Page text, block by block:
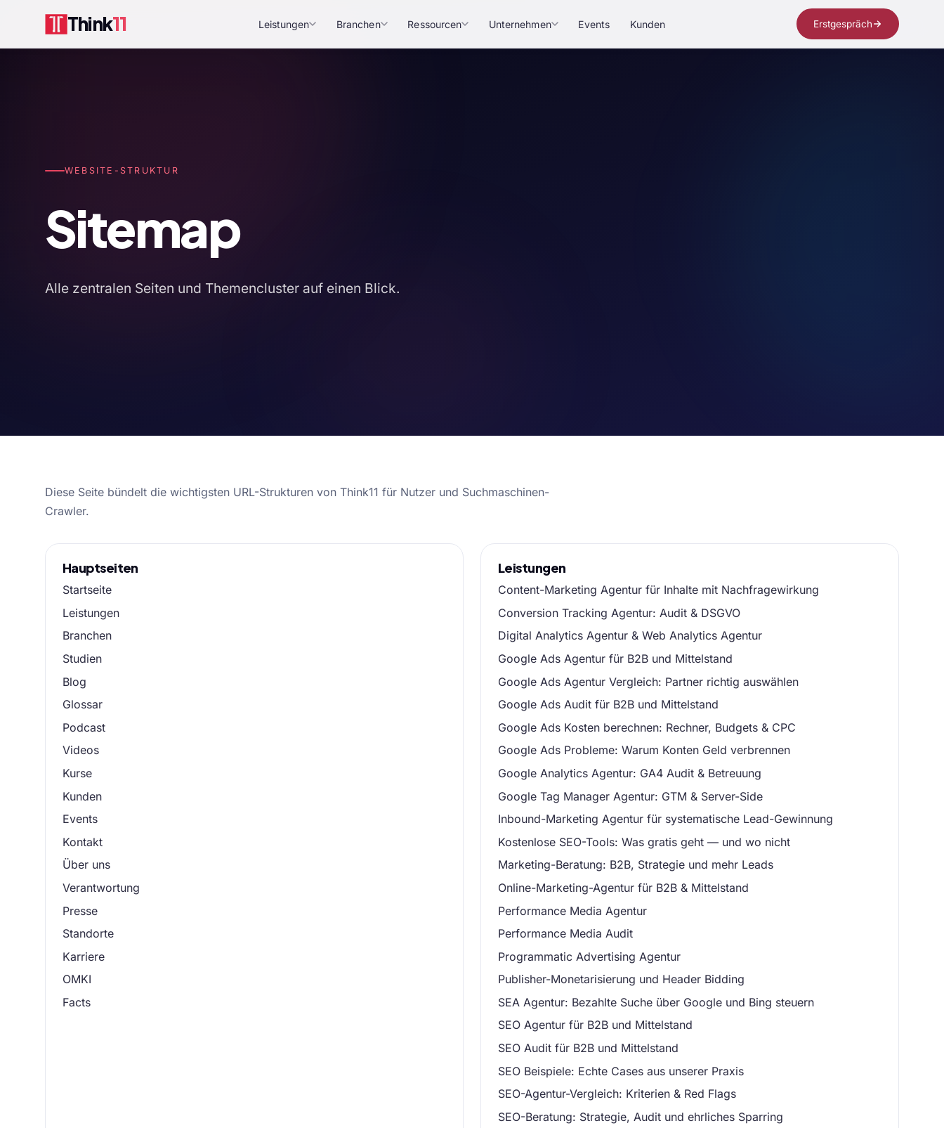
Think11 Leistungen Branchen Ressourcen Unternehmen Events Kunden Erstgespräch
WEBSITE-STRUKTUR
Sitemap
Alle zentralen Seiten und Themencluster auf einen Blick.
Diese Seite bündelt die wichtigsten URL-Strukturen von Think11 für Nutzer und Suchmaschinen-
Crawler.
Hauptseiten
Startseite
Leistungen
Branchen
Studien
Blog
Glossar
Podcast
Videos
Kurse
Kunden
Events
Kontakt
Über uns
Verantwortung
Presse
Standorte
Karriere
OMKI
Facts
Leistungen
Content-Marketing Agentur für Inhalte mit Nachfragewirkung
Conversion Tracking Agentur: Audit & DSGVO
Digital Analytics Agentur & Web Analytics Agentur
Google Ads Agentur für B2B und Mittelstand
Google Ads Agentur Vergleich: Partner richtig auswählen
Google Ads Audit für B2B und Mittelstand
Google Ads Kosten berechnen: Rechner, Budgets & CPC
Google Ads Probleme: Warum Konten Geld verbrennen
Google Analytics Agentur: GA4 Audit & Betreuung
Google Tag Manager Agentur: GTM & Server-Side
Inbound-Marketing Agentur für systematische Lead-Gewinnung
Kostenlose SEO-Tools: Was gratis geht — und wo nicht
Marketing-Beratung: B2B, Strategie und mehr Leads
Online-Marketing-Agentur für B2B & Mittelstand
Performance Media Agentur
Performance Media Audit
Programmatic Advertising Agentur
Publisher-Monetarisierung und Header Bidding
SEA Agentur: Bezahlte Suche über Google und Bing steuern
SEO Agentur für B2B und Mittelstand
SEO Audit für B2B und Mittelstand
SEO Beispiele: Echte Cases aus unserer Praxis
SEO-Agentur-Vergleich: Kriterien & Red Flags
SEO-Beratung: Strategie, Audit und ehrliches Sparring